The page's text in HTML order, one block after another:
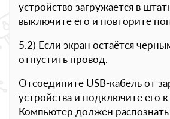
устройство загружается в
выключите его и повторите
5.2) Если экран остаётся
отпустить провод.
Отсоедините USB-кабель от
устройства и подключите его
Компьютер должен распознать